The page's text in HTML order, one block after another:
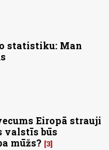
statistiku: Man
Eiropā strauji
valstīs būs
mūžs? 3